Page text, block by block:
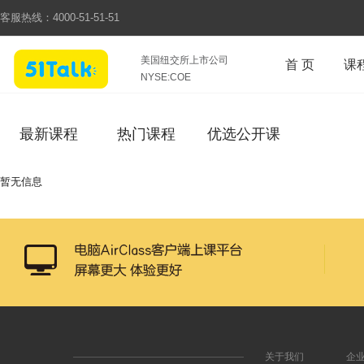
客服热线： 4000-51-51-51
美国纽交所上市公司
NYSE:COE
首 页 课
最新课程 热门课程 优选公开课
暂无信息
关于我们 企